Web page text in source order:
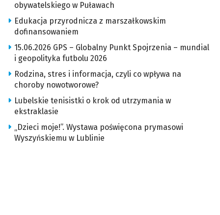
obywatelskiego w Puławach
Edukacja przyrodnicza z marszałkowskim
dofinansowaniem
15.06.2026 GPS – Globalny Punkt Spojrzenia – mundial
i geopolityka futbolu 2026
Rodzina, stres i informacja, czyli co wpływa na
choroby nowotworowe?
Lubelskie tenisistki o krok od utrzymania w
ekstraklasie
„Dzieci moje!”. Wystawa poświęcona prymasowi
Wyszyńskiemu w Lublinie